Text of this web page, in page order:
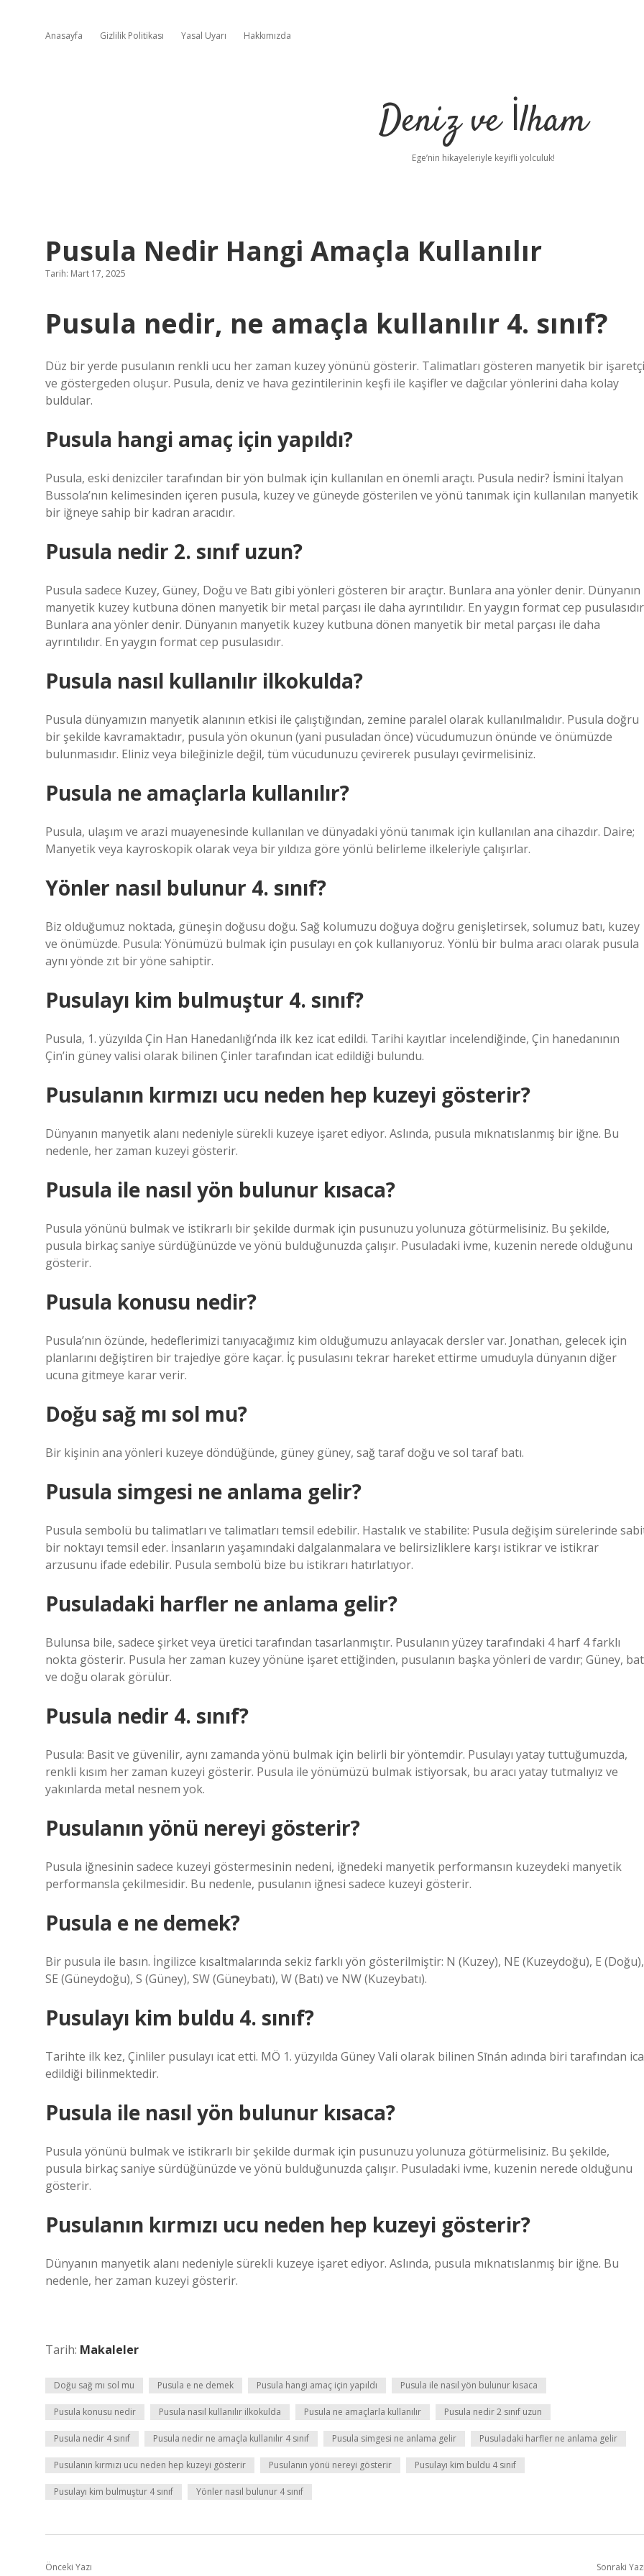
Anasayfa Gizlilik Politikası Yasal Uyarı Hakkımızda
Deniz ve İlham
Ege’nin hikayeleriyle keyifli yolculuk!
Pusula Nedir Hangi Amaçla Kullanılır
Tarih: Mart 17, 2025
Pusula nedir, ne amaçla kullanılır 4. sınıf?
Düz bir yerde pusulanın renkli ucu her zaman kuzey yönünü gösterir. Talimatları gösteren manyetik bir işaretçi
ve göstergeden oluşur. Pusula, deniz ve hava gezintilerinin keşfi ile kaşifler ve dağcılar yönlerini daha kolay
buldular.
Pusula hangi amaç için yapıldı?
Pusula, eski denizciler tarafından bir yön bulmak için kullanılan en önemli araçtı. Pusula nedir? İsmini İtalyan
Bussola’nın kelimesinden içeren pusula, kuzey ve güneyde gösterilen ve yönü tanımak için kullanılan manyetik
bir iğneye sahip bir kadran aracıdır.
Pusula nedir 2. sınıf uzun?
Pusula sadece Kuzey, Güney, Doğu ve Batı gibi yönleri gösteren bir araçtır. Bunlara ana yönler denir. Dünyanın
manyetik kuzey kutbuna dönen manyetik bir metal parçası ile daha ayrıntılıdır. En yaygın format cep
Bunlara ana yönler denir. Dünyanın manyetik kuzey kutbuna dönen manyetik bir metal parçası ile daha
ayrıntılıdır. En yaygın format cep pusulasıdır.
Pusula nasıl kullanılır ilkokulda?
Pusula dünyamızın manyetik alanının etkisi ile çalıştığından, zemine paralel olarak kullanılmalıdır. Pusula doğru
bir şekilde kavramaktadır, pusula yön okunun (yani pusuladan önce) vücudumuzun önünde ve önümüzde
bulunmasıdır. Eliniz veya bileğinizle değil, tüm vücudunuzu çevirerek pusulayı çevirmelisiniz.
Pusula ne amaçlarla kullanılır?
Pusula, ulaşım ve arazi muayenesinde kullanılan ve dünyadaki yönü tanımak için kullanılan ana cihazdır. Daire;
Manyetik veya kayroskopik olarak veya bir yıldıza göre yönlü belirleme ilkeleriyle çalışırlar.
Yönler nasıl bulunur 4. sınıf?
Biz olduğumuz noktada, güneşin doğusu doğu. Sağ kolumuzu doğuya doğru genişletirsek, solumuz batı, kuzey
ve önümüzde. Pusula: Yönümüzü bulmak için pusulayı en çok kullanıyoruz. Yönlü bir bulma aracı olarak pusula
aynı yönde zıt bir yöne sahiptir.
Pusulayı kim bulmuştur 4. sınıf?
Pusula, 1. yüzyılda Çin Han Hanedanlığı’nda ilk kez icat edildi. Tarihi kayıtlar incelendiğinde, Çin hanedanının
Çin’in güney valisi olarak bilinen Çinler tarafından icat edildiği bulundu.
Pusulanın kırmızı ucu neden hep kuzeyi gösterir?
Dünyanın manyetik alanı nedeniyle sürekli kuzeye işaret ediyor. Aslında, pusula mıknatıslanmış bir iğne. Bu
nedenle, her zaman kuzeyi gösterir.
Pusula ile nasıl yön bulunur kısaca?
Pusula yönünü bulmak ve istikrarlı bir şekilde durmak için pusunuzu yolunuza götürmelisiniz. Bu şekilde,
pusula birkaç saniye sürdüğünüzde ve yönü bulduğunuzda çalışır. Pusuladaki ivme, kuzenin nerede olduğunu
gösterir.
Pusula konusu nedir?
Pusula’nın özünde, hedeflerimizi tanıyacağımız kim olduğumuzu anlayacak dersler var. Jonathan, gelecek için
planlarını değiştiren bir trajediye göre kaçar. İç pusulasını tekrar hareket ettirme umuduyla dünyanın diğer
ucuna gitmeye karar verir.
Doğu sağ mı sol mu?
Bir kişinin ana yönleri kuzeye döndüğünde, güney güney, sağ taraf doğu ve sol taraf batı.
Pusula simgesi ne anlama gelir?
Pusula sembolü bu talimatları ve talimatları temsil edebilir. Hastalık ve stabilite: Pusula değişim sürelerinde
bir noktayı temsil eder. İnsanların yaşamındaki dalgalanmalara ve belirsizliklere karşı istikrar ve istikrar
arzusunu ifade edebilir. Pusula sembolü bize bu istikrarı hatırlatıyor.
Pusuladaki harfler ne anlama gelir?
Bulunsa bile, sadece şirket veya üretici tarafından tasarlanmıştır. Pusulanın yüzey tarafındaki 4 harf 4 farklı
nokta gösterir. Pusula her zaman kuzey yönüne işaret ettiğinden, pusulanın başka yönleri de vardır; Güney,
ve doğu olarak görülür.
Pusula nedir 4. sınıf?
Pusula: Basit ve güvenilir, aynı zamanda yönü bulmak için belirli bir yöntemdir. Pusulayı yatay tuttuğumuzda,
renkli kısım her zaman kuzeyi gösterir. Pusula ile yönümüzü bulmak istiyorsak, bu aracı yatay tutmalıyız ve
yakınlarda metal nesnem yok.
Pusulanın yönü nereyi gösterir?
Pusula iğnesinin sadece kuzeyi göstermesinin nedeni, iğnedeki manyetik performansın kuzeydeki manyetik
performansla çekilmesidir. Bu nedenle, pusulanın iğnesi sadece kuzeyi gösterir.
Pusula e ne demek?
Bir pusula ile basın. İngilizce kısaltmalarında sekiz farklı yön gösterilmiştir: N (Kuzey), NE (Kuzeydoğu), E (Doğu),
SE (Güneydoğu), S (Güney), SW (Güneybatı), W (Batı) ve NW (Kuzeybatı).
Pusulayı kim buldu 4. sınıf?
Tarihte ilk kez, Çinliler pusulayı icat etti. MÖ 1. yüzyılda Güney Vali olarak bilinen Sīnán adında biri tarafından
edildiği bilinmektedir.
Pusula ile nasıl yön bulunur kısaca?
Pusula yönünü bulmak ve istikrarlı bir şekilde durmak için pusunuzu yolunuza götürmelisiniz. Bu şekilde,
pusula birkaç saniye sürdüğünüzde ve yönü bulduğunuzda çalışır. Pusuladaki ivme, kuzenin nerede olduğunu
gösterir.
Pusulanın kırmızı ucu neden hep kuzeyi gösterir?
Dünyanın manyetik alanı nedeniyle sürekli kuzeye işaret ediyor. Aslında, pusula mıknatıslanmış bir iğne. Bu
nedenle, her zaman kuzeyi gösterir.
Tarih: Makaleler
Doğu sağ mı sol mu Pusula e ne demek Pusula hangi amaç için yapıldı Pusula ile nasıl yön bulunur kısaca
Pusula konusu nedir Pusula nasıl kullanılır ilkokulda Pusula ne amaçlarla kullanılır Pusula nedir 2 sınıf uzun
Pusula nedir 4 sınıf Pusula nedir ne amaçla kullanılır 4 sınıf Pusula simgesi ne anlama gelir Pusuladaki harfler ne anlama gelir
Pusulanın kırmızı ucu neden hep kuzeyi gösterir Pusulanın yönü nereyi gösterir Pusulayı kim buldu 4 sınıf
Pusulayı kim bulmuştur 4 sınıf Yönler nasıl bulunur 4 sınıf
Önceki Yazı Sonraki